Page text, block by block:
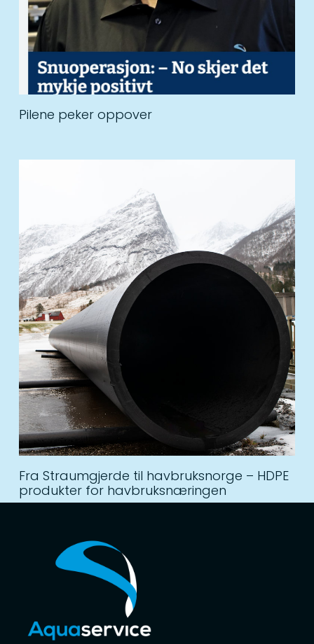
Pilene peker oppover
Fra Straumgjerde til havbruksnorge – HDPE
produkter for havbruksnæringen